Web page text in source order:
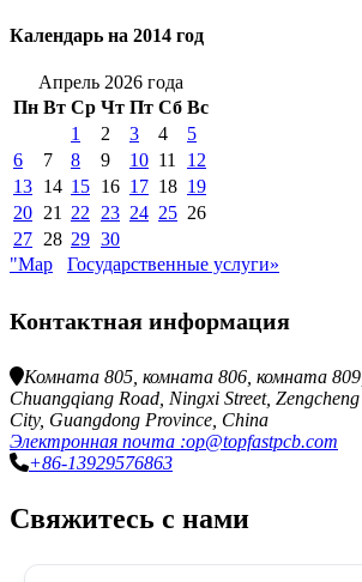
Календарь на 2014 год
Апрель 2026 года
Пн Вт Ср Чт Пт Сб Вс
1
2 3 4
5
6
7 8 9 10 11
12
13 14 15 16 17 18 19
20 21 22 23 24 25 26
27 28 29 30
"Мар
Государственные услуги»
Контактная информация
Комната 805, комната 806, комната
Chuangqiang Road, Ningxi Street,
City, Guangdong Province, China
Электронная почта :op@topfastpcb.com
+86-13929576863
Свяжитесь с нами